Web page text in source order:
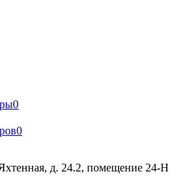
0
0
д. 24.2, помещение 24-Н